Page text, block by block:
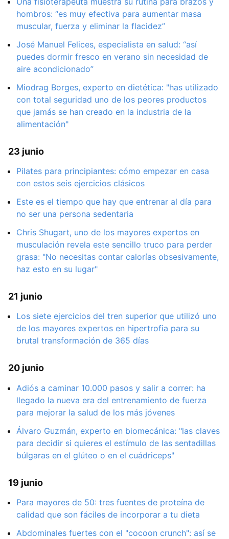
hombros: “es muy efectiva para aumentar masa
muscular, fuerza y eliminar la flacidez”
José Manuel Felices, especialista en salud: “así
puedes dormir fresco en verano sin necesidad de
aire acondicionado”
Miodrag Borges, experto en dietética: "has utilizado
con total seguridad uno de los peores productos
que jamás se han creado en la industria de la
alimentación"
23 junio
Pilates para principiantes: cómo empezar en casa
con estos seis ejercicios clásicos
Este es el tiempo que hay que entrenar al día para
no ser una persona sedentaria
Chris Shugart, uno de los mayores expertos en
musculación revela este sencillo truco para perder
grasa: "No necesitas contar calorías obsesivamente,
haz esto en su lugar"
21 junio
Los siete ejercicios del tren superior que utilizó uno
de los mayores expertos en hipertrofia para su
brutal transformación de 365 días
20 junio
Adiós a caminar 10.000 pasos y salir a correr: ha
llegado la nueva era del entrenamiento de fuerza
para mejorar la salud de los más jóvenes
Álvaro Guzmán, experto en biomecánica: "las claves
para decidir si quieres el estímulo de las sentadillas
búlgaras en el glúteo o en el cuádriceps"
19 junio
Para mayores de 50: tres fuentes de proteína de
calidad que son fáciles de incorporar a tu dieta
Abdominales fuertes con el "cocoon crunch": así se